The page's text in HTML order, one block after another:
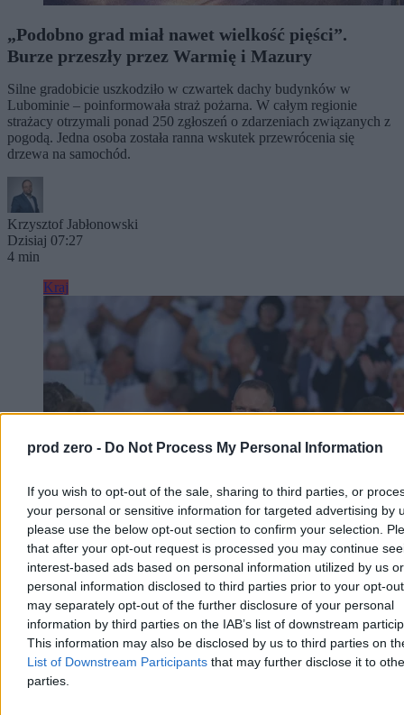
prod zero - Do Not Process My Personal Information
If you wish to opt-out of the sale, sharing to third parties, or
your personal or sensitive information for targeted advertising by
please use the below opt-out section to confirm your selection.
that after your opt-out request is processed you may continue
interest-based ads based on personal information utilized by us or
personal information disclosed to third parties prior to your opt-
may separately opt-out of the further disclosure of your personal
information by third parties on the IAB’s list of downstream
This information may also be disclosed by us to third parties on
List of Downstream Participants that may further disclose it to
parties.
„Podobno grad miał nawet wielkość pięści”.
Burze przeszły przez Warmię i Mazury
Silne gradobicie uszkodziło w czwartek dachy budynków w
Lubominie – poinformowała straż pożarna. W całym regionie
strażacy otrzymali ponad 250 zgłoszeń o zdarzeniach związanych z
pogodą. Jedna osoba została ranna wskutek przewrócenia się
drzewa na samochód.
Krzysztof Jabłonowski
Dzisiaj 07:27
4 min
Kraj
Sondaż: Polacy oceniają pierwszy rok
prezydentury Karola Nawrockiego
Ponad połowa Polaków ocenia Karola Nawrockiego co najmniej na
„czwórkę” – wynika z sondażu opublikowanego w piątek przez
„Rzeczpospolitą”. Ponad połowa badanych wystawiła prezydentowi
pozytywną ocenę za pierwszy rok prezydentury.